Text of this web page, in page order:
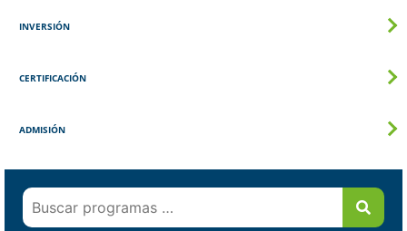
INVERSIÓN
CERTIFICACIÓN
ADMISIÓN